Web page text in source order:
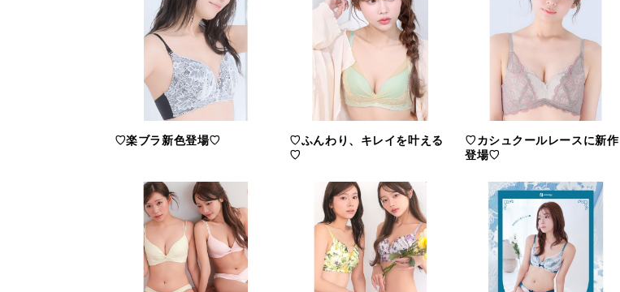
♡楽ブラ新色登場♡
♡ふんわり、キレイを叶える
♡
♡カシュクールレースに新作
登場♡